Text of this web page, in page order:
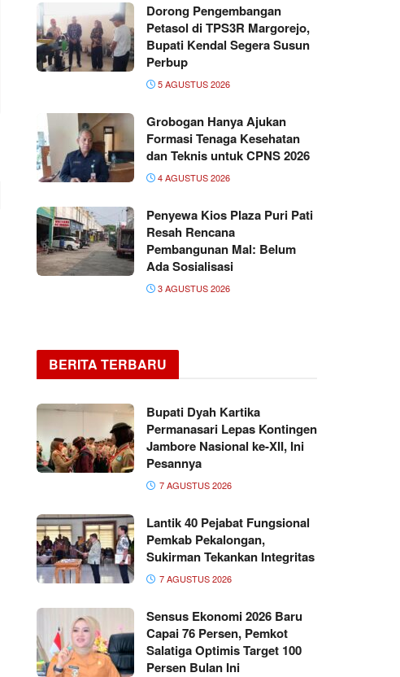
Dorong Pengembangan
Petasol di TPS3R Margorejo,
Bupati Kendal Segera Susun
Perbup
5 AGUSTUS 2026
Grobogan Hanya Ajukan
Formasi Tenaga Kesehatan
dan Teknis untuk CPNS 2026
4 AGUSTUS 2026
Penyewa Kios Plaza Puri Pati
Resah Rencana
Pembangunan Mal: Belum
Ada Sosialisasi
3 AGUSTUS 2026
BERITA TERBARU
Bupati Dyah Kartika
Permanasari Lepas Kontingen
Jambore Nasional ke-XII, Ini
Pesannya
7 AGUSTUS 2026
Lantik 40 Pejabat Fungsional
Pemkab Pekalongan,
Sukirman Tekankan Integritas
7 AGUSTUS 2026
Sensus Ekonomi 2026 Baru
Capai 76 Persen, Pemkot
Salatiga Optimis Target 100
Persen Bulan Ini